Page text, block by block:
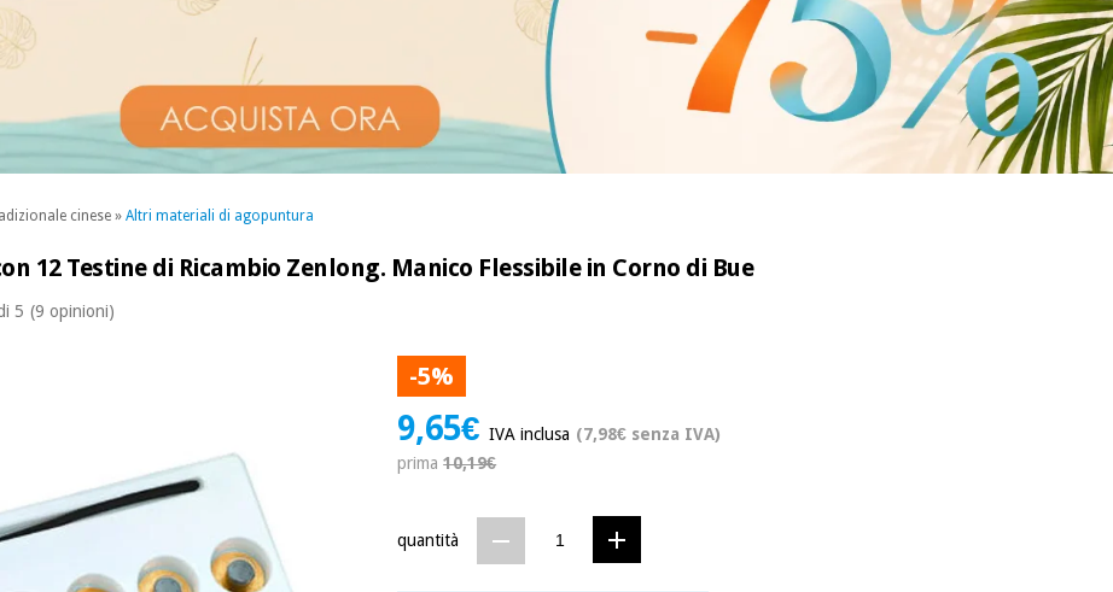
cinese » Altri materiali di agopuntura
12 Testine di Ricambio Zenlong. Manico Flessibile in Corno di Bue
5 (9 opinioni)
-5%
9,65€IVA inclusa (7,98€ senza IVA)
prima10,19€
quantità